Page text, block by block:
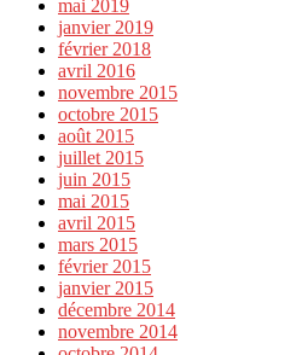
mai 2019
janvier 2019
février 2018
avril 2016
novembre 2015
octobre 2015
août 2015
juillet 2015
juin 2015
mai 2015
avril 2015
mars 2015
février 2015
janvier 2015
décembre 2014
novembre 2014